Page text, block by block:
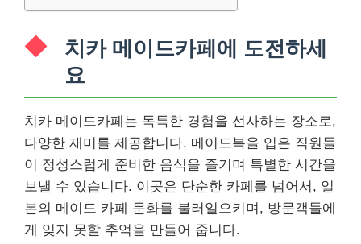
치카 메이드카페에 도전하세
요
치카 메이드카페는 독특한 경험을 선사하는 장소로,
다양한 재미를 제공합니다. 메이드복을 입은 직원들
이 정성스럽게 준비한 음식을 즐기며 특별한 시간을
보낼 수 있습니다. 이곳은 단순한 카페를 넘어서, 일
본의 메이드 카페 문화를 불러일으키며, 방문객들에
게 잊지 못할 추억을 만들어 줍니다.